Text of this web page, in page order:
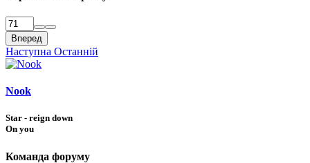
Вперед
Наступна Останній
Nook
Star - reign down
On you
Команда форуму